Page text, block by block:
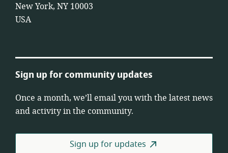
New York, NY 10003
USA
Sign up for community updates
Once a month, we’ll email you with the latest news
and activity in the community.
Sign up for updates